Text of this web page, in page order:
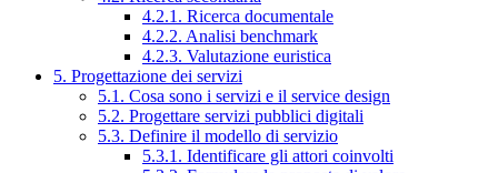
4.2.1. Ricerca documentale
4.2.2. Analisi benchmark
4.2.3. Valutazione euristica
5. Progettazione dei servizi
5.1. Cosa sono i servizi e il service design
5.2. Progettare servizi pubblici digitali
5.3. Definire il modello di servizio
5.3.1. Identificare gli attori coinvolti